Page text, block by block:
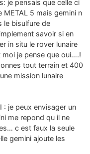
je pensais que celle ci
5 mais gemini n
le bisulfure de
savoir si en
in situ le rover lunaire
moi je pense que oui….!
tout terrain et 400
mission lunaire
: je peux envisager un
me repond qu il ne
c est faux la seule
gemini ajoute les